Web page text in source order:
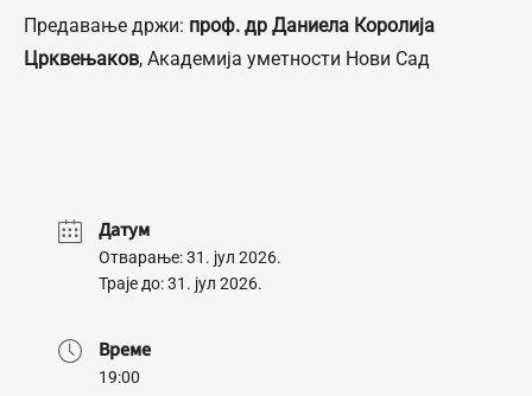
Предавање држи: проф. др Даниела Королија
Црквењаков, Академија уметности Нови Сад
Датум
Отварање: 31. јул 2026.
Траје до: 31. јул 2026.
Време
19:00